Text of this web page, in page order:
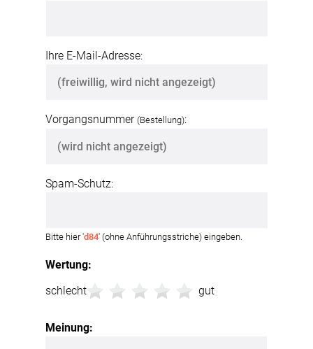
Wertung:
schlecht
gut
Meinung:
Ihre E-Mail-Adresse:
Vorgangsnummer (Bestellung):
Spam-Schutz:
Bitte hier 'd84' (ohne Anführungsstriche) eingeben.